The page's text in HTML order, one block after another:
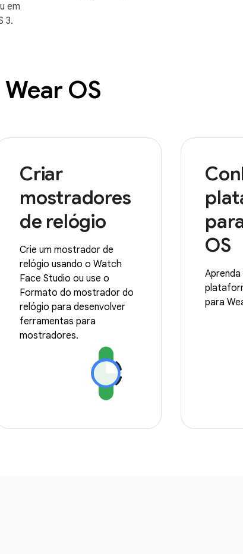
em
3.
OS
Criar
mostradores
de relógio
Crie um mostrador de
relógio usando o Watch
Face Studio ou use o
Formato do mostrador do
relógio para desenvolver
ferramentas para
mostradores.
OS
para